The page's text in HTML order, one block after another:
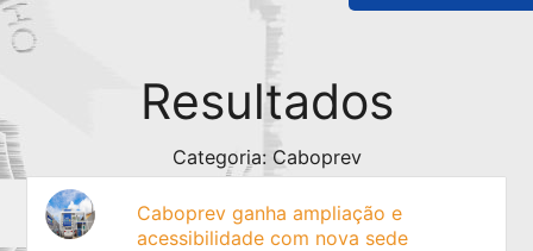
Resultados
Categoria: Caboprev
Caboprev ganha ampliação e
acessibilidade com nova sede